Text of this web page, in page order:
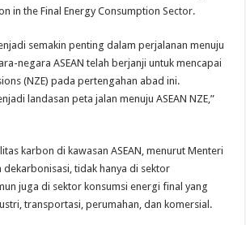
in the Final Energy Consumption Sector.
semakin penting dalam perjalanan menuju
negara ASEAN telah berjanji untuk mencapai
(NZE) pada pertengahan abad ini.
landasan peta jalan menuju ASEAN NZE,”
karbon di kawasan ASEAN, menurut Menteri
tidak hanya di sektor
juga di sektor konsumsi energi final yang
transportasi, perumahan, dan komersial.